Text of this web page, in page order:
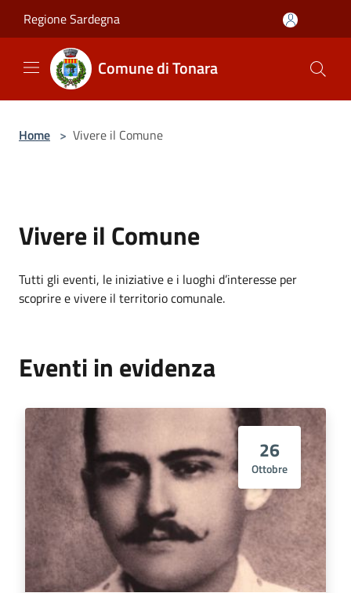
Regione Sardegna
Comune di Tonara
Home > Vivere il Comune
Vivere il Comune
Tutti gli eventi, le iniziative e i luoghi d’interesse per
scoprire e vivere il territorio comunale.
Eventi in evidenza
26
Ottobre